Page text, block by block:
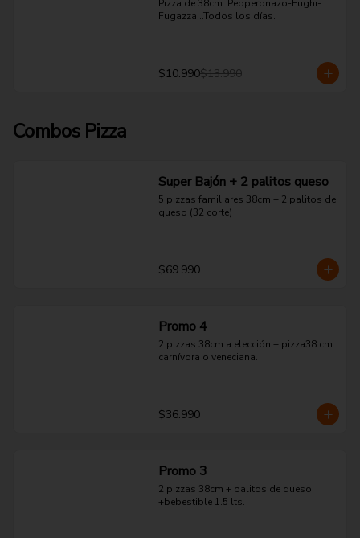
Pizza de 38cm. Pepperonazo-Fughi-
Fugazza...Todos los días.
$10.990$13.990
Combos Pizza
Super Bajón + 2 palitos queso
5 pizzas familiares 38cm + 2 palitos de
queso (32 corte)
$69.990
Promo 4
2 pizzas 38cm a elección + pizza38 cm
carnívora o veneciana.
$36.990
Promo 3
2 pizzas 38cm + palitos de queso
+bebestible 1.5 lts.